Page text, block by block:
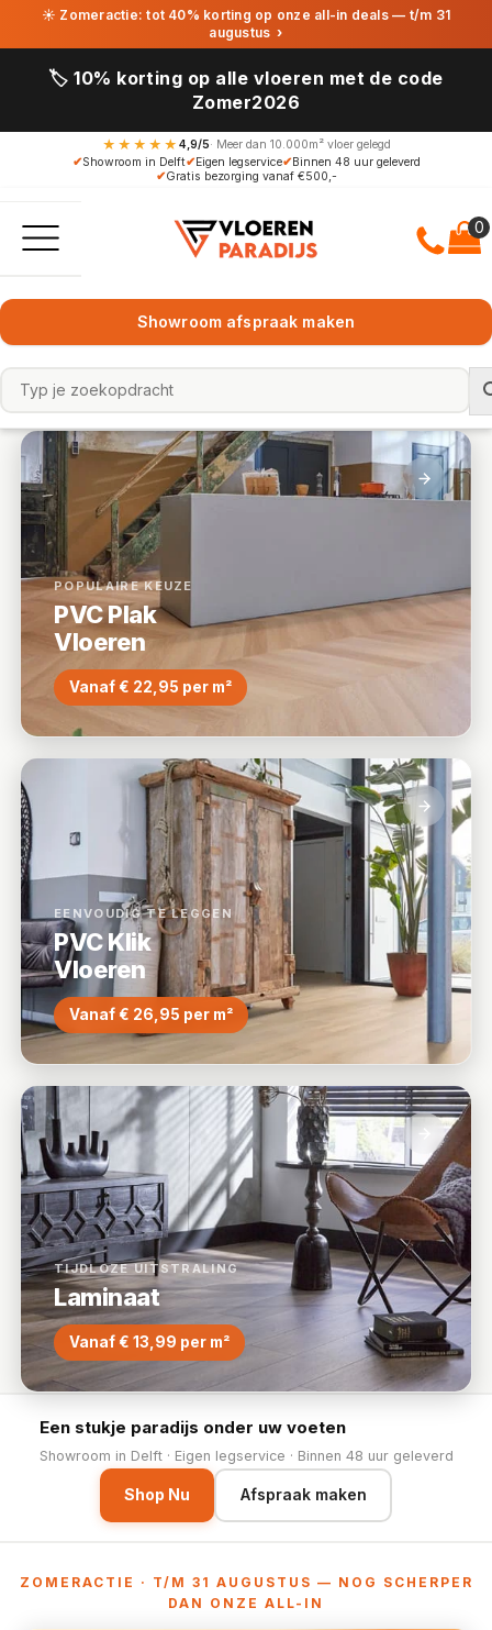
☀ Zomeractie: tot 40% korting op onze all-in deals — t/m 31
augustus ›
🏷️ 10% korting op alle vloeren met de code
Zomer2026
★★★★★ 4,9/5· Meer dan 10.000m² vloer gelegd
✔Showroom in Delft✔Eigen legservice✔Binnen 48 uur geleverd
✔Gratis bezorging vanaf €500,-
Showroom afspraak maken
POPULAIRE KEUZE
PVC Plak
Vloeren
Vanaf € 22,95 per m²
EENVOUDIG TE LEGGEN
PVC Klik
Vloeren
Vanaf € 26,95 per m²
TIJDLOZE UITSTRALING
Laminaat
Vanaf € 13,99 per m²
Een stukje paradijs onder uw voeten
Showroom in Delft · Eigen legservice · Binnen 48 uur geleverd
Shop Nu Afspraak maken
ZOMERACTIE · T/M 31 AUGUSTUS — NOG SCHERPER
DAN ONZE ALL-IN